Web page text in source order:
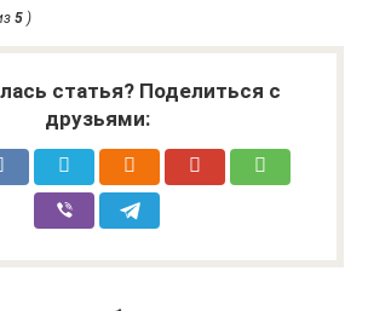
5 )
статья? Поделиться с
друзьями: